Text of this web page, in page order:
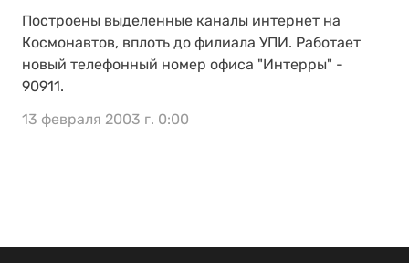
Построены выделенные каналы интернет на
Космонавтов, вплоть до филиала УПИ. Работает
новый телефонный номер офиса "Интерры" -
90911.
13 февраля 2003 г. 0:00